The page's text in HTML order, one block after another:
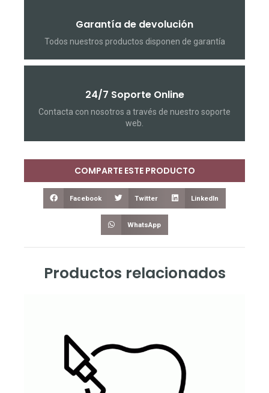
Garantía de devolución
Todos nuestros productos disponen de garantía
24/7 Soporte Online
Contacta con nosotros a través de nuestro soporte
web.
COMPARTE ESTE PRODUCTO
Facebook Twitter LinkedIn
WhatsApp
Productos relacionados